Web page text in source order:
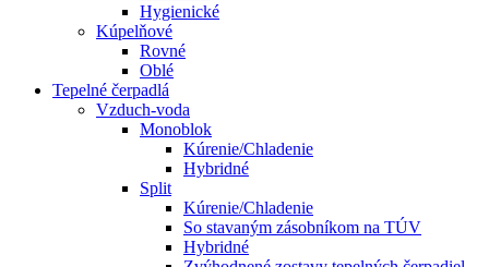
Hygienické
Kúpelňové
Rovné
Oblé
Tepelné čerpadlá
Vzduch-voda
Monoblok
Kúrenie/Chladenie
Hybridné
Split
Kúrenie/Chladenie
So stavaným zásobníkom na TÚV
Hybridné